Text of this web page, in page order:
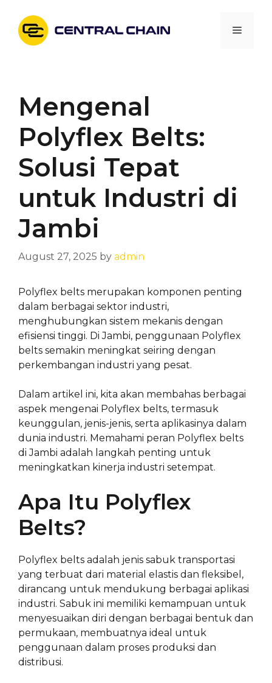
content
Menu
Mengenal
Polyflex Belts:
Solusi Tepat
untuk Industri di
Jambi
August 27, 2025 by admin
Polyflex belts merupakan komponen penting
dalam berbagai sektor industri,
menghubungkan sistem mekanis dengan
efisiensi tinggi. Di Jambi, penggunaan Polyflex
belts semakin meningkat seiring dengan
perkembangan industri yang pesat.
Dalam artikel ini, kita akan membahas berbagai
aspek mengenai Polyflex belts, termasuk
keunggulan, jenis-jenis, serta aplikasinya dalam
dunia industri. Memahami peran Polyflex belts
di Jambi adalah langkah penting untuk
meningkatkan kinerja industri setempat.
Apa Itu Polyflex
Belts?
Polyflex belts adalah jenis sabuk transportasi
yang terbuat dari material elastis dan fleksibel,
dirancang untuk mendukung berbagai aplikasi
industri. Sabuk ini memiliki kemampuan untuk
menyesuaikan diri dengan berbagai bentuk dan
permukaan, membuatnya ideal untuk
penggunaan dalam proses produksi dan
distribusi.